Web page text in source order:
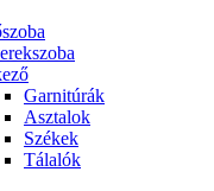
Garnitúrák
Asztalok
Székek
Tálalók